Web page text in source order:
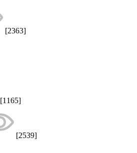
[2363]
[1165]
[2539]